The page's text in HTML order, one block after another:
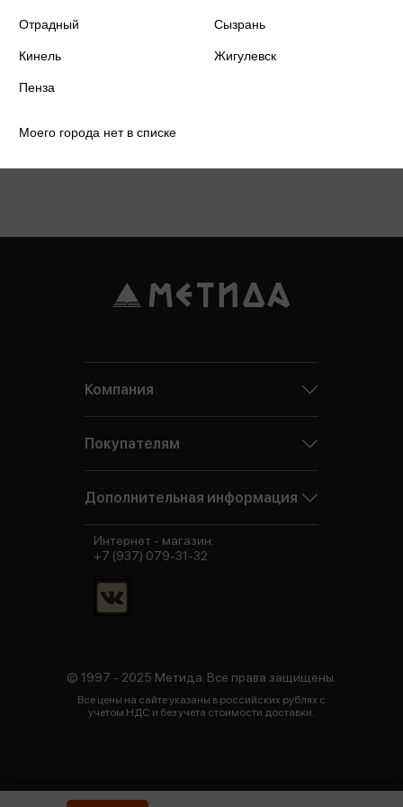
Подробнее о дисконтной карте
Отрадный Сызрань
Кинель Жигулевск
Пенза
Моего города нет в списке
Компания
Покупателям
Дополнительная информация
© 1997 - 2025 Метида. Все права защищены.
Все цены на сайте указаны в российских рублях с
учетом НДС и без учета стоимости доставки.
Интернет - магазин:
+7 (937) 079-31-32